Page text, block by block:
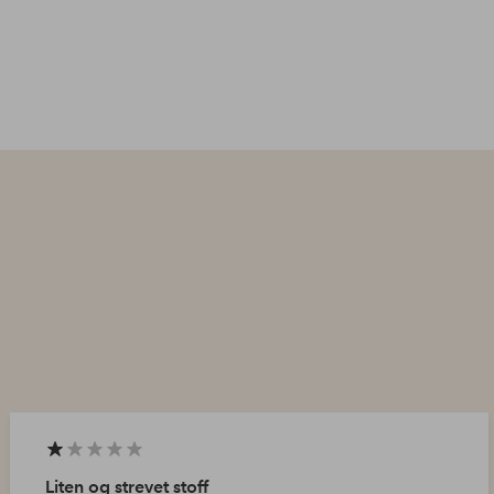
Liten og strevet stoff